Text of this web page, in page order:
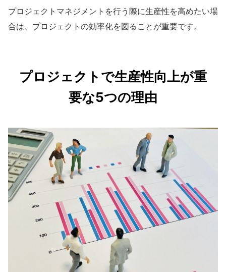
プロジェクトマネジメントを行う際に生産性を高めたい場
合は、プロジェクトの効率化を図ることが重要です。
プロジェクトで生産性向上が重
要な5つの理由